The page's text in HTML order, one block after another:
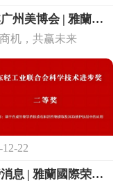
聚焦广州美博会 | 雅蘭國際邀您共赴大型美业盛宴！
机，共赢未来
12-22
重磅消息 | 雅蘭國際荣获广东轻工业联合会科学技术进步奖二等奖